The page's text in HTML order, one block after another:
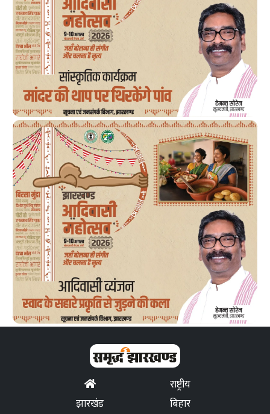
राष्ट्रीय
झारखंड
बिहार